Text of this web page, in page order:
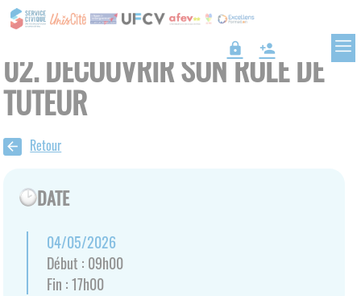
lock person_add
02. DÉCOUVRIR SON RÔLE DE
TUTEUR
arrow_back Retour
DATE
04/05/2026
Début : 09h00
Fin :17h00